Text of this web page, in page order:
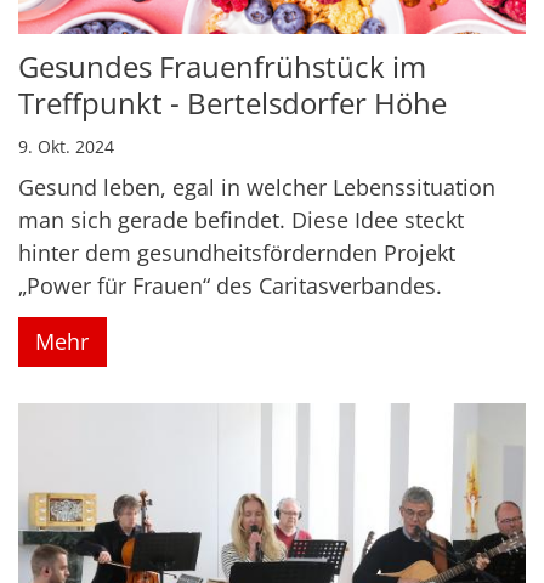
Gesundes Frauenfrühstück im
Treffpunkt - Bertelsdorfer Höhe
9. Okt. 2024
Gesund leben, egal in welcher Lebenssituation
man sich gerade befindet. Diese Idee steckt
hinter dem gesundheitsfördernden Projekt
„Power für Frauen“ des Caritasverbandes.
Mehr